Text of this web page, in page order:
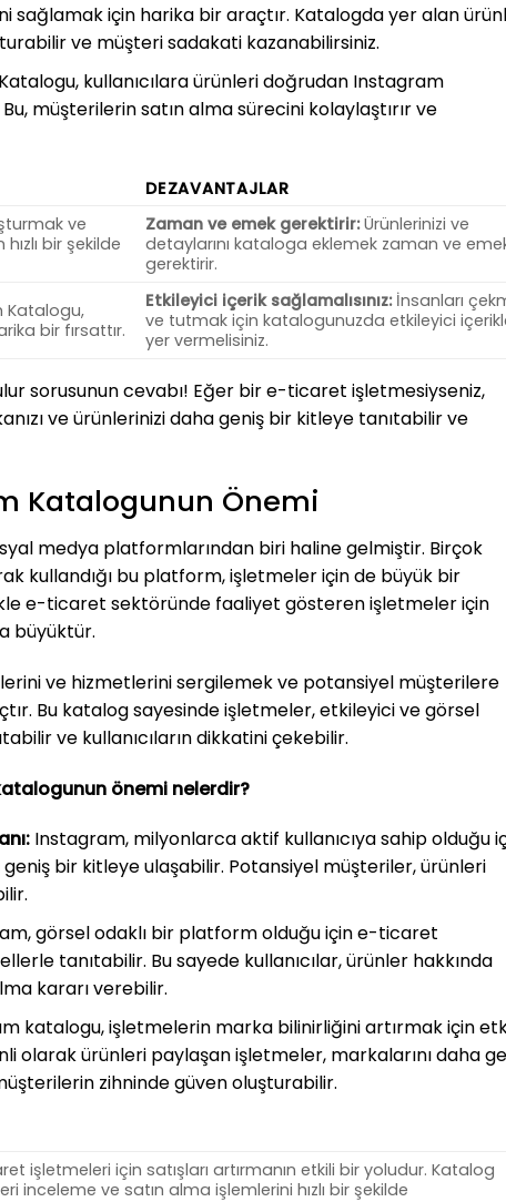
sağlamak için harika bir araçtır. Katalogda yer alan
ve müşteri sadakati kazanabilirsiniz.
kullanıcılara ürünleri doğrudan Instagram
müşterilerin satın alma sürecini kolaylaştırır ve
DEZAVANTAJLAR
ve
bir şekilde
Zaman ve emek gerektirir:Ürünlerinizi ve
detaylarını kataloga eklemek zaman ve
gerektirir.
bir fırsattır.
Etkileyici içerik sağlamalısınız:İnsanları
ve tutmak için katalogunuzda etkileyici
yer vermelisiniz.
sorusunun cevabı! Eğer bir e-ticaret işletmesiyseniz,
ve ürünlerinizi daha geniş bir kitleye tanıtabilir ve
Katalogunun Önemi
medya platformlarından biri haline gelmiştir. Birçok
kullandığı bu platform, işletmeler için de büyük bir
e-ticaret sektöründe faaliyet gösteren işletmeler için
büyüktür.
ve hizmetlerini sergilemek ve potansiyel müşterilere
Bu katalog sayesinde işletmeler, etkileyici ve görsel
ve kullanıcıların dikkatini çekebilir.
önemi nelerdir?
Instagram, milyonlarca aktif kullanıcıya sahip olduğu
bir kitleye ulaşabilir. Potansiyel müşteriler, ürünleri
görsel odaklı bir platform olduğu için e-ticaret
tanıtabilir. Bu sayede kullanıcılar, ürünler hakkında
kararı verebilir.
katalogu, işletmelerin marka bilinirliğini artırmak için
olarak ürünleri paylaşan işletmeler, markalarını daha
zihninde güven oluşturabilir.
işletmeleri için satışları artırmanın etkili bir yoludur. Katalog
inceleme ve satın alma işlemlerini hızlı bir şekilde